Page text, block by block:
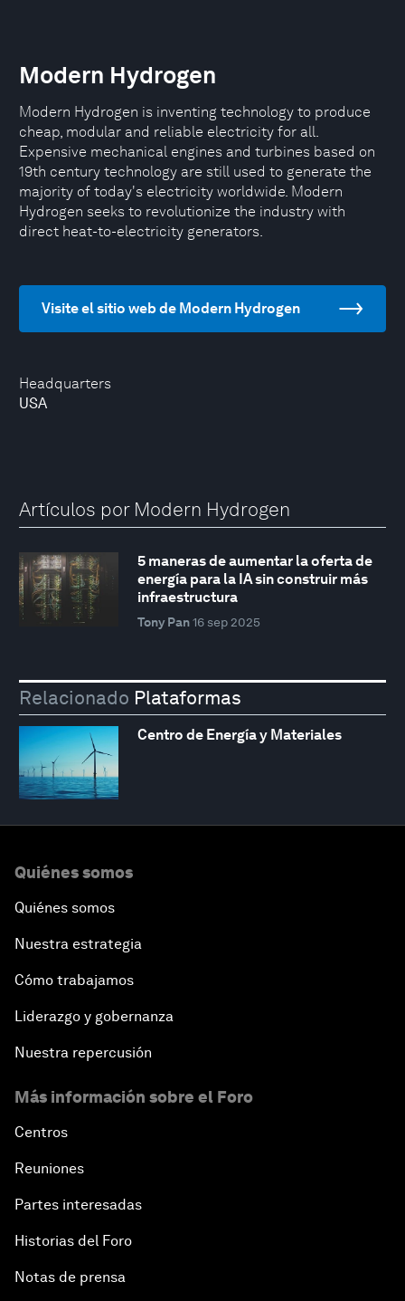
Headquarters
USA
Modern Hydrogen
Modern Hydrogen is inventing technology to produce
cheap, modular and reliable electricity for all.
Expensive mechanical engines and turbines based on
19th century technology are still used to generate the
majority of today's electricity worldwide. Modern
Hydrogen seeks to revolutionize the industry with
direct heat-to-electricity generators.
Visite el sitio web de Modern Hydrogen
Artículos por Modern Hydrogen
5 maneras de aumentar la oferta de
energía para la IA sin construir más
infraestructura
Tony Pan 16 sep 2025
Relacionado Plataformas
Centro de Energía y Materiales
Quiénes somos
Quiénes somos
Nuestra estrategia
Cómo trabajamos
Liderazgo y gobernanza
Nuestra repercusión
Más información sobre el Foro
Centros
Reuniones
Partes interesadas
Historias del Foro
Notas de prensa